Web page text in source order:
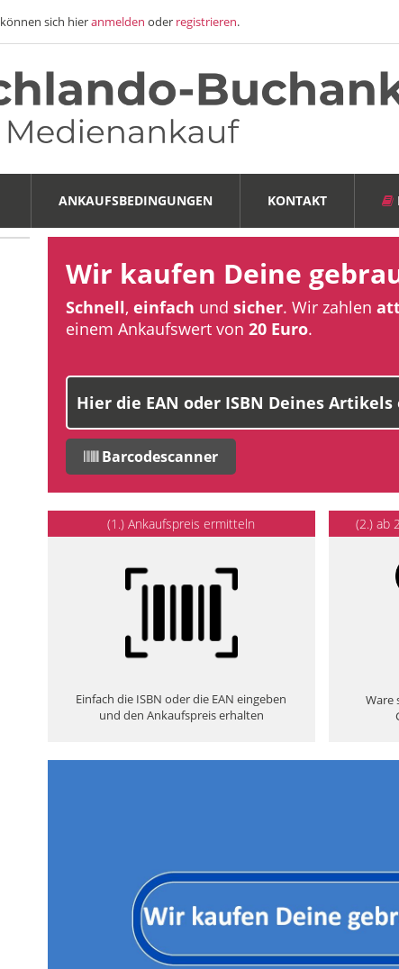
können sich hieranmelden oder registrieren.
ANKAUFSBEDINGUNGEN KONTAKT
Wir kaufen Deine
Schnell, einfach und sicher. Wir zahlen
einem Ankaufswert von 20 Euro.
Barcodescanner
(1.) Ankaufspreis ermitteln
Einfach die ISBN oder die EAN eingeben
und den Ankaufspreis erhalten
(2.) ab
Ware